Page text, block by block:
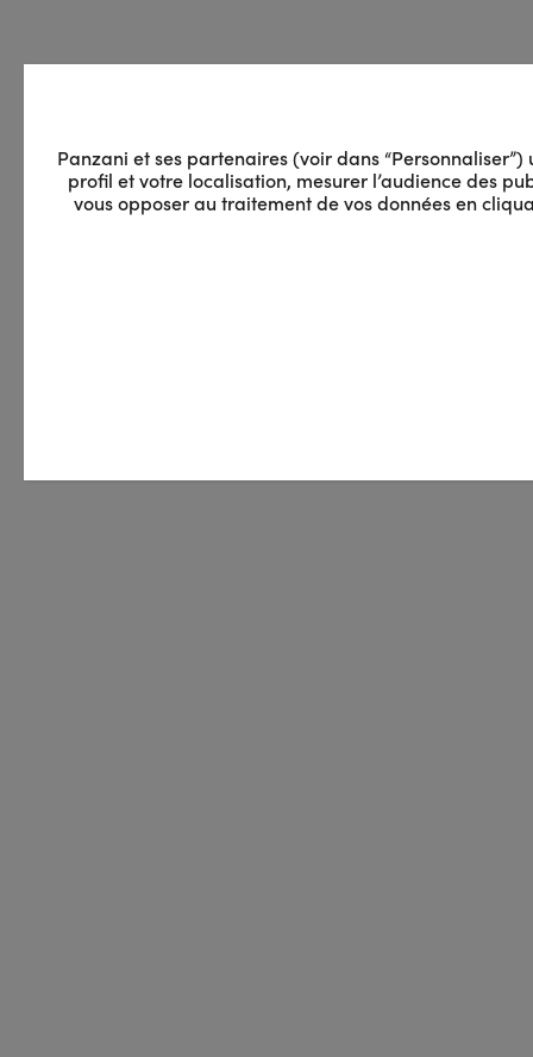
Panzani et ses partenaires (voir dans
profil et votre localisation, mesurer l’audience des
vous opposer au traitement de vos données en